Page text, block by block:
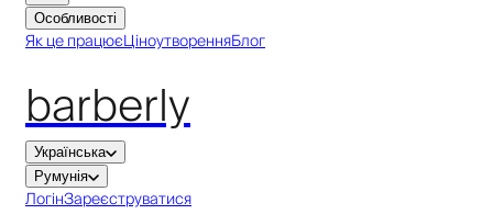
Особливості
Як це працюєЦіноутворенняБлог
barberly
Українська
Румунія
ЛогінЗареєструватися